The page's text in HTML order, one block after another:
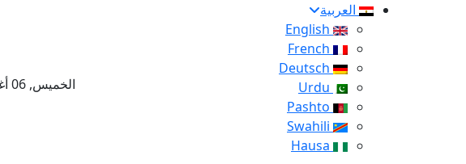
العربية
الخميس, 06 أغسطس 2026 – 23 صفر 1448 هـ